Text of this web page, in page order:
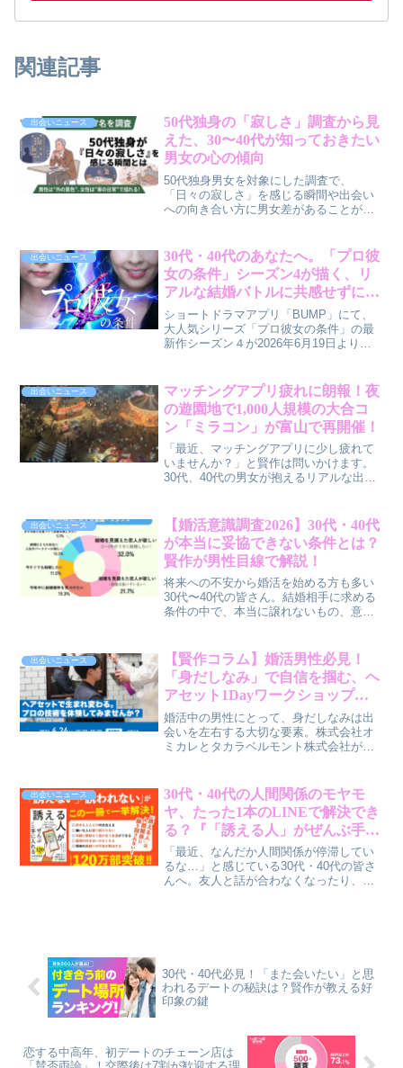
関連記事
出会いニュース
50代独身の「寂しさ」調査から見
えた、30〜40代が知っておきたい
男女の心の傾向
50代独身男女を対象にした調査で、
「日々の寂しさ」を感じる瞬間や出会い
への向き合い方に男女差があることが明
ナーシップを考えるヒントを探ります。
出会いニュース
30代・40代のあなたへ。「プロ彼
女の条件」シーズン4が描く、リ
アルな結婚バトルに共感せずには
いられない
ショートドラマアプリ「BUMP」にて、
大人気シリーズ「プロ彼女の条件」の最
新作シーズン４が2026年6月19日より独
題歌はThis is LASTの書き下ろし楽曲
「DressCode」が決定。アラサー親友同
士の崖っぷち結婚バトルを描く本作は、
30代・40代の男女が共感できるリアルな
恋愛模様が展開されます。
出会いニュース
マッチングアプリ疲れに朗報！夜
の遊園地で1,000人規模の大合コ
ン「ミラコン」が富山で再開催！
「最近、マッチングアプリに少し疲れて
いませんか？」と賢作は問いかけます。
30代、40代の男女が抱えるリアルな出会
を提案。夜の遊園地を貸し切った非日常
空間での出会いの魅力、そしてその具体
的な理由を、男性目線も交えながら解説
します。
出会いニュース
【婚活意識調査2026】30代・40代
が本当に妥協できない条件とは？
賢作が男性目線で解説！
将来への不安から婚活を始める方も多い
30代〜40代の皆さん。結婚相手に求める
条件の中で、本当に譲れないもの、意外
が男性目線で「リアルな婚活事情」を深
掘りします。
出会いニュース
【賢作コラム】婚活男性必見！
「身だしなみ」で自信を掴む、ヘ
アセット1Dayワークショップ開
催
婚活中の男性にとって、身だしなみは出
会いを左右する大切な要素。株式会社オ
ミカレとタカラベルモント株式会社が共
出会いニュース
30代・40代の人間関係のモヤモ
ヤ、たった1本のLINEで解決でき
る？『「誘える人」がぜんぶ手に
入れる』で人生を主体的にデザイ
ンするヒント
「最近、なんだか人間関係が停滞してい
るな…」と感じている30代・40代の皆さ
んへ。友人と話が合わなくなったり、週
解決し、人生を主体的にデザインするた
めのヒントを与えてくれる一冊です。シ
リーズ120万部突破の話題作から、人間関
係を劇的に改善するメソッドをご紹介し
30代・40代必見！「また会いたい」と思
われるデートの秘訣は？賢作が教える好
印象の鍵
恋する中高年、初デートのチェーン店は